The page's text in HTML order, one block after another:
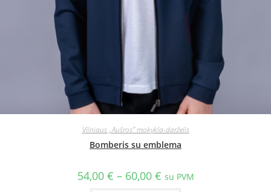
Vilniaus „Aušros" mokykla-darželis
Bomberis su emblema
54,00 € – 60,00 € su PVM